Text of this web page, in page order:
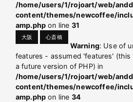
/home/users/1/rojoart/web/
content/themes/newcoffee/
amp.php on line 31
大阪 心斎橋
Warning: Use of
features - assumed 'features' (this
a future version of PHP) in
/home/users/1/rojoart/web/
content/themes/newcoffee/
amp.php on line 34